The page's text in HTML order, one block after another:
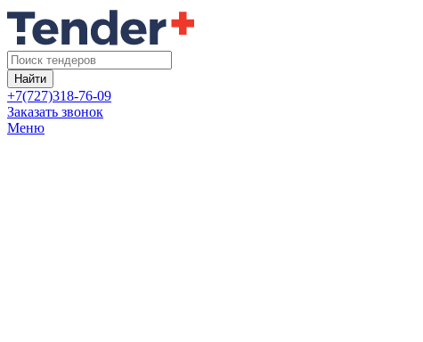
Найти
+7(727)318-76-09
Заказать звонок
Меню